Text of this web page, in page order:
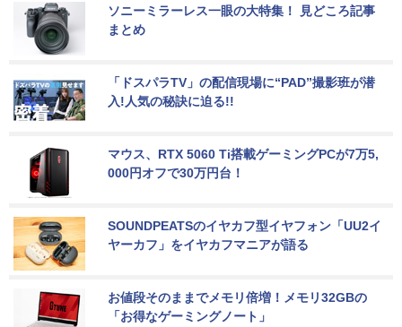
ソニーミラーレス一眼の大特集！ 見どころ記事
まとめ
「ドスパラTV」の配信現場に“PAD”撮影班が潜
入!人気の秘訣に迫る!!
マウス、RTX 5060 Ti搭載ゲーミングPCが7万5,
000円オフで30万円台！
SOUNDPEATSのイヤカフ型イヤフォン「UU2イ
ヤーカフ」をイヤカフマニアが語る
お値段そのままでメモリ倍増！メモリ32GBの
「お得なゲーミングノート」